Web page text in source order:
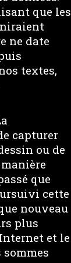
que les
ne date
textes,
capturer
ou de
que
cette
nouveau
plus
et le